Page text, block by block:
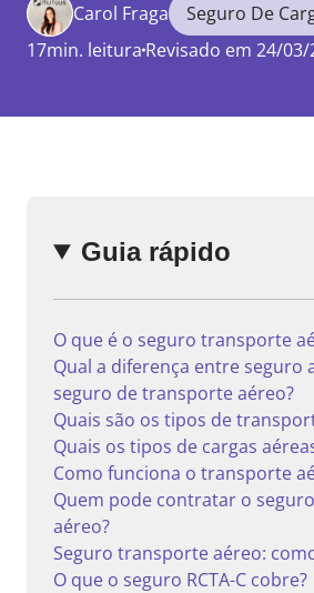
Carol Fraga
Seguro De
17min. leitura Revisado em 24/03/
Guia rápido
O que é o seguro transporte
Qual a diferença entre seguro
seguro de transporte aéreo?
Quais são os tipos de
Quais os tipos de cargas
Como funciona o transporte
Quem pode contratar o
aéreo?
Seguro transporte aéreo:
O que o seguro RCTA-C cobre?